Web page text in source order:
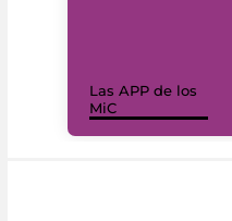
Las APP de los
MiC